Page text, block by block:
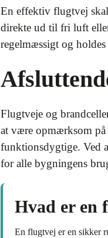
En effektiv flugtvej
direkte ud til fri luft
regelmæssigt og
Flugtveje og
at være opmærksom på
funktionsdygtige. Ved
for alle bygningens
Hvad er en
En flugtvej er en sikker